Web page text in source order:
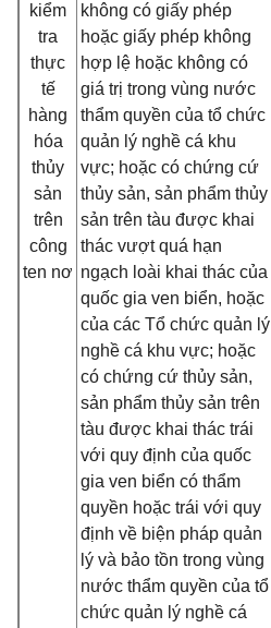
kiểm
tra
thực
tế
hàng
hóa
thủy
sản
trên
công
ten nơ
không có giấy phép
hoặc giấy phép không
hợp lệ hoặc không có
giá trị trong vùng nước
thẩm quyền của tổ chức
quản lý nghề cá khu
vực; hoặc có chứng cứ
thủy sản, sản phẩm thủy
sản trên tàu được khai
thác vượt quá hạn
ngạch loài khai thác của
quốc gia ven biển, hoặc
của các Tổ chức quản lý
nghề cá khu vực; hoặc
có chứng cứ thủy sản,
sản phẩm thủy sản trên
tàu được khai thác trái
với quy định của quốc
gia ven biển có thẩm
quyền hoặc trái với quy
định về biện pháp quản
lý và bảo tồn trong vùng
nước thẩm quyền của tổ
chức quản lý nghề cá